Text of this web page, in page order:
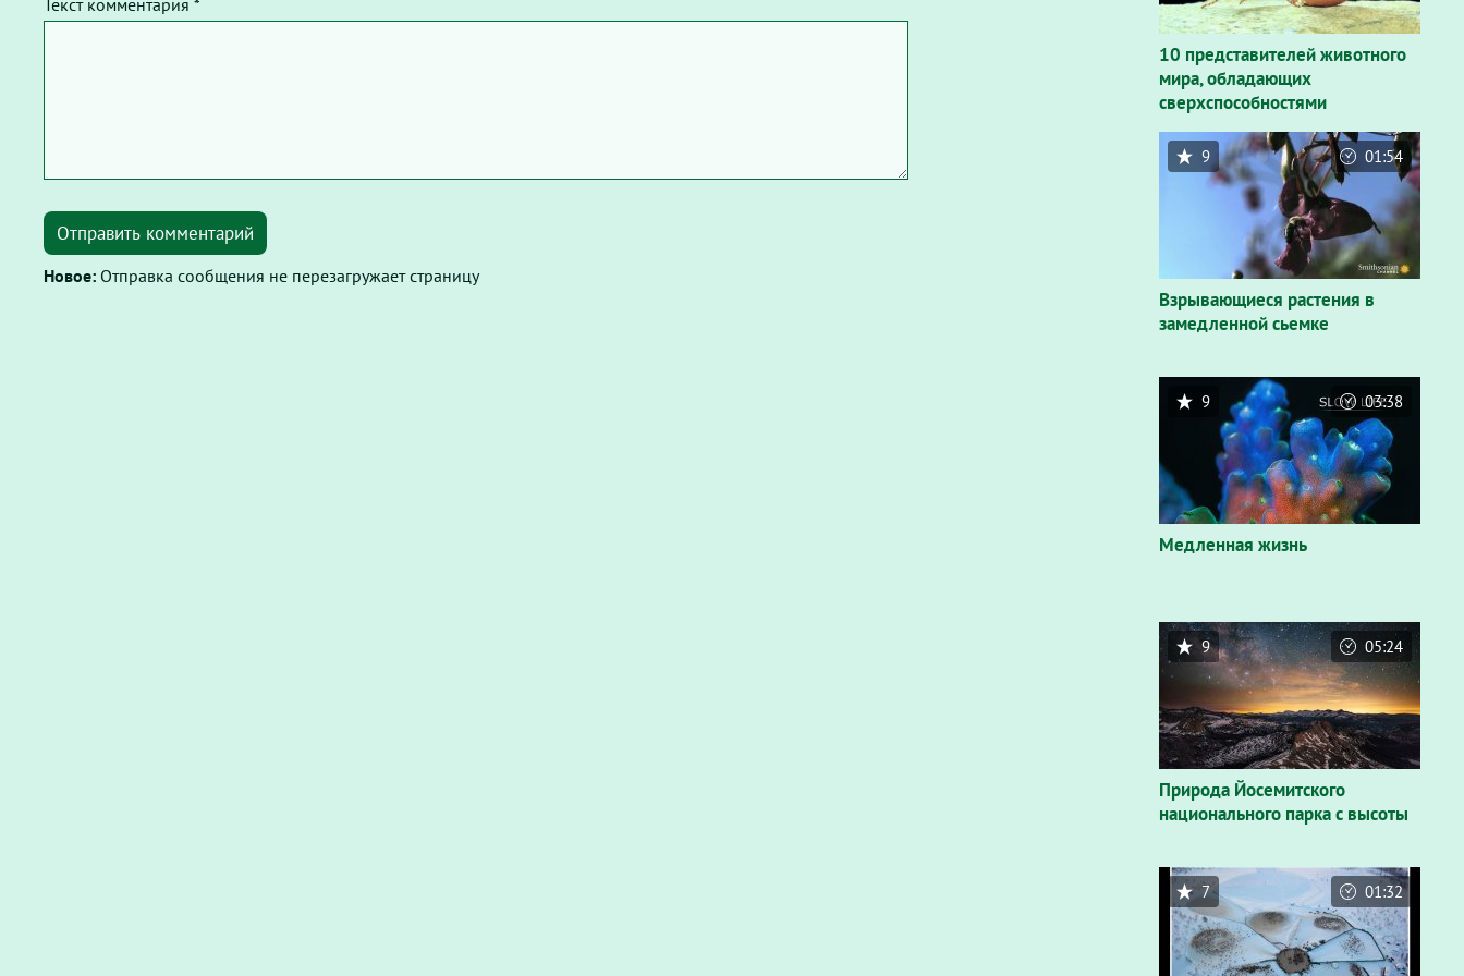
Текст комментария *
Отправить комментарий
Новое: Отправка сообщения не перезагружает страницу
10 представителей животного
мира, обладающих
сверхспособностями
Взрывающиеся растения в
замедленной сьемке
9 01:54
Медленная жизнь
9 03:38
Природа Йосемитского
национального парка с высоты
9 05:24
7 01:32